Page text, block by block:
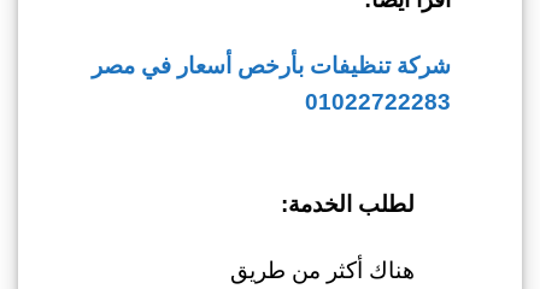
شركة تنظيفات بأرخص أسعار في مصر
01022722283
لطلب الخدمة:
هناك أكثر من طريق